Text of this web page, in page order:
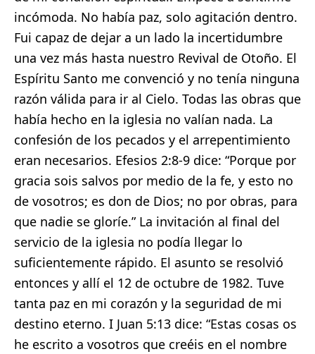
incómoda. No había paz, solo agitación dentro.
Fui capaz de dejar a un lado la incertidumbre
una vez más hasta nuestro Revival de Otoño. El
Espíritu Santo me convenció y no tenía ninguna
razón válida para ir al Cielo. Todas las obras que
había hecho en la iglesia no valían nada. La
confesión de los pecados y el arrepentimiento
eran necesarios. Efesios 2:8-9 dice: “Porque por
gracia sois salvos por medio de la fe, y esto no
de vosotros; es don de Dios; no por obras, para
que nadie se gloríe.” La invitación al final del
servicio de la iglesia no podía llegar lo
suficientemente rápido. El asunto se resolvió
entonces y allí el 12 de octubre de 1982. Tuve
tanta paz en mi corazón y la seguridad de mi
destino eterno. I Juan 5:13 dice: “Estas cosas os
he escrito a vosotros que creéis en el nombre